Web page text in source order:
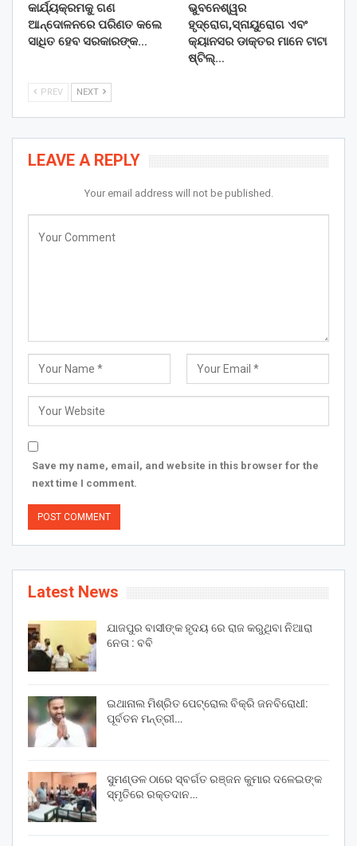
କାର୍ଯ୍ୟକ୍ରମକୁ ଗଣ
ଆନ୍ଦୋଳନରେ ପରିଣତ କଲେ
ସାଧିତ ହେବ ସରକାରଙ୍କ…
ଭୁବନେଶ୍ୱର
ହୃଦ୍‌ରୋଗ,ସ୍ନାୟୁରୋଗ ଏବଂ
କ୍ୟାନସର ଡାକ୍ତର ମାନେ ଟାଟା
ଷ୍ଟିଲ୍…
PREV NEXT
LEAVE A REPLY
Your email address will not be published.
Save my name, email, and website in this browser for the
next time I comment.
Latest News
ଯାଜପୁର ବାସୀଙ୍କ ହୃଦୟ ରେ ରାଜ କରୁଥିବା ନିଆରା
ନେତା : ବବି
ଇଥାନାଲ ମିଶ୍ରିତ ପେଟ୍ରୋଲ ବିକ୍ରି ଜନବିରୋଧୀ:
ପୂର୍ବତନ ମନ୍ତ୍ରୀ…
ସୁମଣ୍ଡଳ ଠାରେ ସ୍ବର୍ଗତ ରଞ୍ଜନ କୁମାର ଦଳେଇଙ୍କ
ସ୍ମୃତିରେ ରକ୍ତଦାନ…